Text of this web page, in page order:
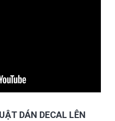
DÁN DECAL LÊN